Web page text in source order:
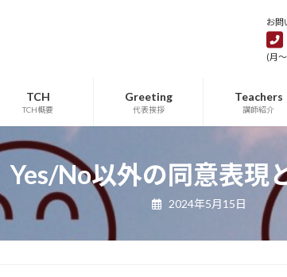
お問
(月
TCH
TCH概要
Greeting
代表挨拶
Teachers
講師紹介
Yes/No以外の同意表現
2024年5月15日